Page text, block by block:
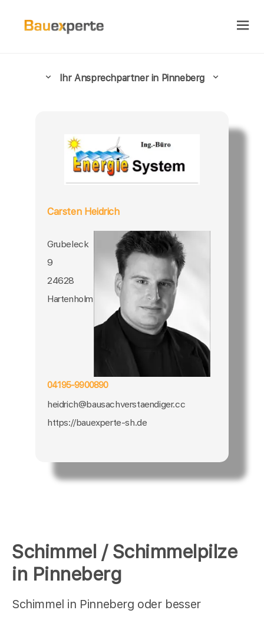
Schimmel / Schimmelpilze
in Pinneberg
Schimmel in Pinneberg oder besser
Ihr Ansprechpartner in Pinneberg
Carsten Heidrich
Grubeleck
9
24628
Hartenholm
04195-9900890
heidrich@bausachverstaendiger.cc
https://bauexperte-sh.de